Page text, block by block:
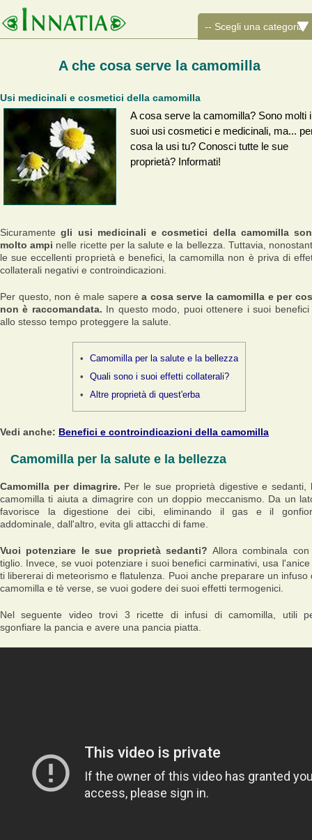
A che cosa serve la camomilla
Usi medicinali e cosmetici della camomilla
A cosa serve la camomilla? Sono molti i
suoi usi cosmetici e medicinali, ma...
cosa la usi tu? Conosci tutte le sue
proprietà? Informati!
Sicuramentegli usi medicinali e cosmetici della camomilla
molto ampi nelle ricette per la salute e la bellezza. Tuttavia,
le sue eccellenti proprietà e benefici, la camomilla non è priva di
collaterali negativi e controindicazioni.
Per questo, non è male saperea cosa serve la camomilla e per
non è raccomandata. In questo modo, puoi ottenere i suoi benefici
allo stesso tempo proteggere la salute.
Camomilla per la salute e la bellezza
Quali sono i suoi effetti collaterali?
Altre proprietà di quest'erba
Vedi anche: Benefici e controindicazioni della camomilla
Camomilla per la salute e la bellezza
Camomilla per dimagrire. Per le sue proprietà digestive e sedanti,
camomilla ti aiuta a dimagrire con un doppio meccanismo. Da un
favorisce la digestione dei cibi, eliminando il gas e il
addominale, dall'altro, evita gli attacchi di fame.
Vuoi potenziare le sue proprietà sedanti? Allora combinala
tiglio. Invece, se vuoi potenziare i suoi benefici carminativi, usa l'anice
ti libererai di meteorismo e flatulenza. Puoi anche preparare un infuso
camomilla e tè verse, se vuoi godere dei suoi effetti termogenici.
Nel seguente video trovi 3 ricette di infusi di camomilla, utili
sgonfiare la pancia e avere una pancia piatta.